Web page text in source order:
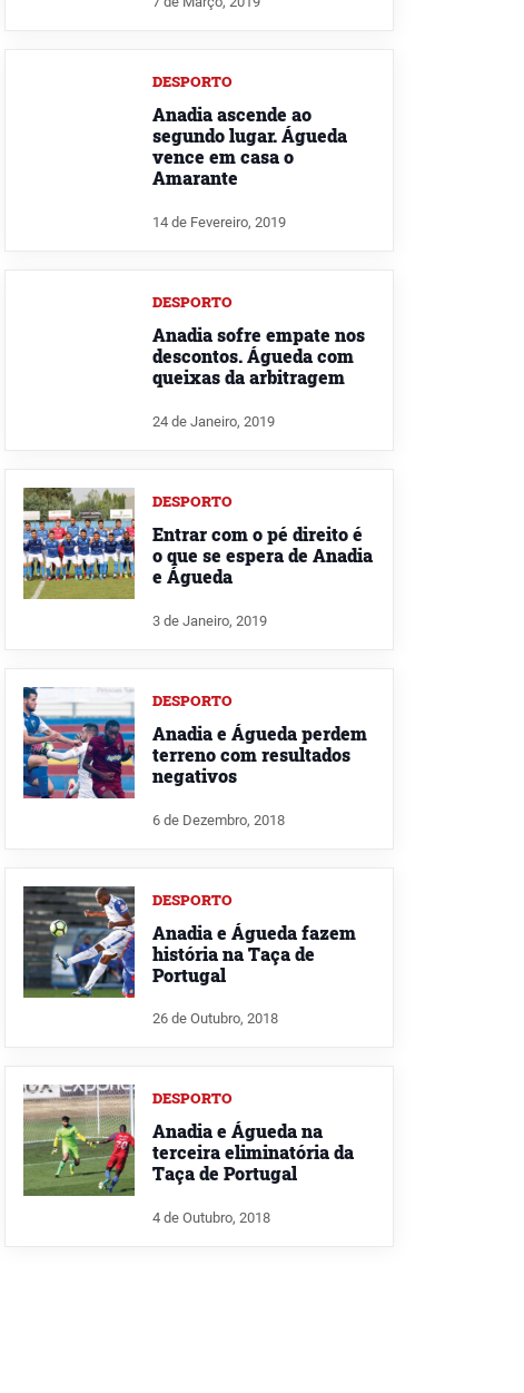
DESPORTO
Anadia ascende ao
segundo lugar. Águeda
vence em casa o
Amarante
14 de Fevereiro, 2019
DESPORTO
Anadia sofre empate nos
descontos. Águeda com
queixas da arbitragem
24 de Janeiro, 2019
DESPORTO
Entrar com o pé direito é
o que se espera de Anadia
e Águeda
3 de Janeiro, 2019
DESPORTO
Anadia e Águeda perdem
terreno com resultados
negativos
6 de Dezembro, 2018
DESPORTO
Anadia e Águeda fazem
história na Taça de
Portugal
26 de Outubro, 2018
DESPORTO
Anadia e Águeda na
terceira eliminatória da
Taça de Portugal
4 de Outubro, 2018